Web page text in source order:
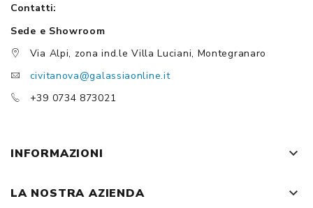
Contatti:
Sede e Showroom
Via Alpi, zona ind.le Villa Luciani, Montegranaro
civitanova@galassiaonline.it
+39 0734 873021
INFORMAZIONI keyboard_arrow_down
LA NOSTRA AZIENDA keyboard_arrow_down